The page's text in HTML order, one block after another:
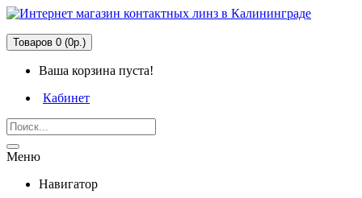
Товаров 0 (0р.)
Ваша корзина пуста!
Кабинет
Меню
Навигатор